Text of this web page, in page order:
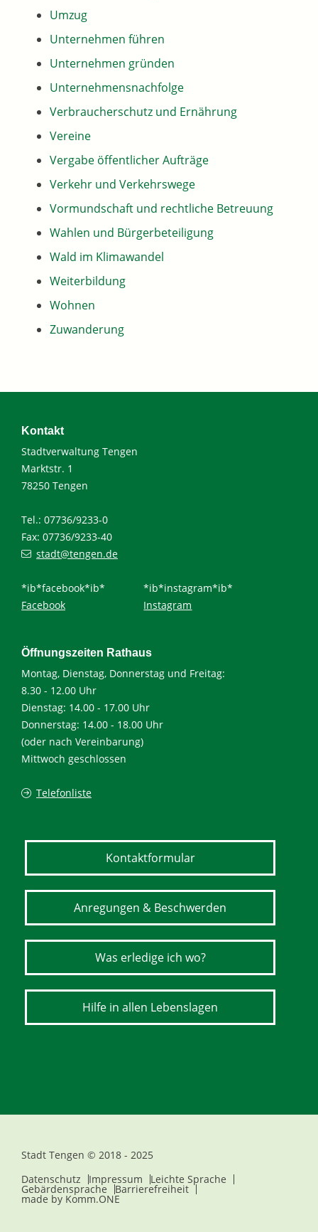
Umzug
Unternehmen führen
Unternehmen gründen
Unternehmensnachfolge
Verbraucherschutz und Ernährung
Vereine
Vergabe öffentlicher Aufträge
Verkehr und Verkehrswege
Vormundschaft und rechtliche Betreuung
Wahlen und Bürgerbeteiligung
Wald im Klimawandel
Weiterbildung
Wohnen
Zuwanderung
Kontakt
Stadtverwaltung Tengen
Marktstr. 1
78250 Tengen
Tel.: 07736/9233-0
Fax: 07736/9233-40
stadt@tengen.de
*ib*facebook*ib*
Facebook
*ib*instagram*ib*
Instagram
Öffnungszeiten Rathaus
Montag, Dienstag, Donnerstag und Freitag:
8.30 - 12.00 Uhr
Dienstag: 14.00 - 17.00 Uhr
Donnerstag: 14.00 - 18.00 Uhr
(oder nach Vereinbarung)
Mittwoch geschlossen
Telefonliste
Kontaktformular
Anregungen & Beschwerden
Was erledige ich wo?
Hilfe in allen Lebenslagen
Stadt Tengen © 2018 - 2025
Datenschutz
Impressum Leichte Sprache
Gebärdensprache Barrierefreiheit
made by Komm.ONE